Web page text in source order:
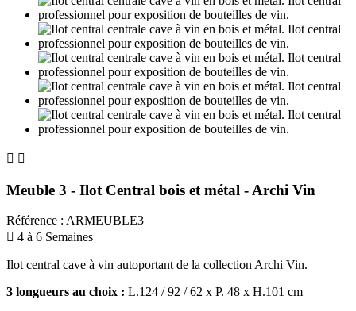
 
Meuble 3 - Ilot Central bois et métal - Archi Vin
Référence : ARMEUBLE3
 4 à 6 Semaines
Ilot central cave à vin autoportant de la collection Archi Vin.
3 longueurs au choix : L.124 / 92 / 62 x P. 48 x H.101 cm